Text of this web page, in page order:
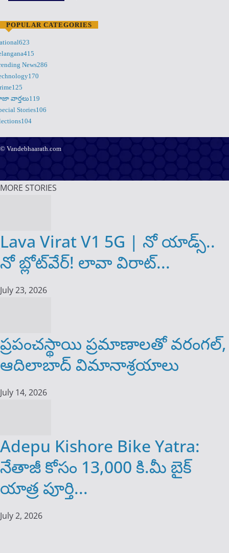
POPULAR CATEGORIES
623
415
News286
170
125
వార్తలు119
Stories106
104
© Vandebhaarath.com
MORE STORIES
Lava Virat V1 5G | నో యాడ్స్..
నో బ్లోట్‌వేర్! లావా విరాట్...
July 23, 2026
ప్రపంచస్థాయి ప్రమాణాలతో వరంగల్,
ఆదిలాబాద్ విమానాశ్రయాలు
July 14, 2026
Adepu Kishore Bike Yatra:
నేతాజీ కోసం 13,000 కి.మీ బైక్
యాత్ర పూర్తి...
July 2, 2026